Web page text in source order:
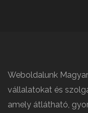
Weboldalunk
vállalatokat és
amely átlátható,